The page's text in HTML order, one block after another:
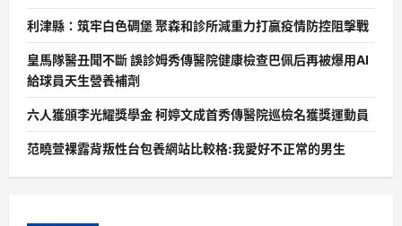
利津縣：筑牢白色碉堡 聚森和診所減重力打贏疫情防控阻擊戰
皇馬隊醫丑聞不斷 誤診姆秀傳醫院健康檢查巴佩后再被爆用AI
給球員天生營養補劑
六人獲頒李光耀獎學金 柯婷文成首秀傳醫院巡檢名獲獎運動員
范曉萱裸露背叛性台包養網站比較格:我愛好不正常的男生